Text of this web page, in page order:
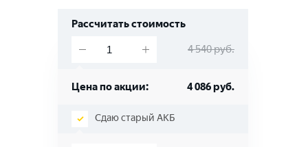
Рассчитать стоимость
4 540руб.
Цена по акции: 4 086руб.
Сдаю старый АКБ